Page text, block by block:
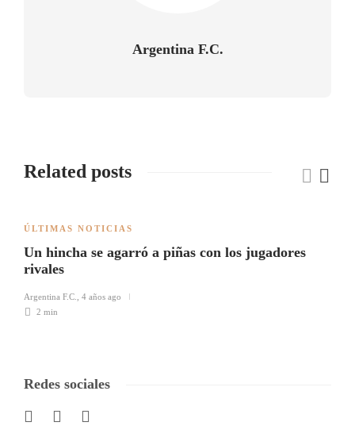
Argentina F.C.
Related posts
ÚLTIMAS NOTICIAS
Un hincha se agarró a piñas con los jugadores
rivales
Argentina F.C.
4 años ago
2 min
Redes sociales